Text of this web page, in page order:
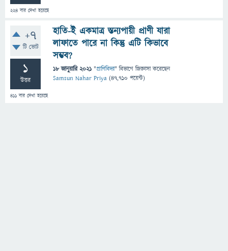
224 বার দেখা হয়েছে
+7
টি ভোট
1
উত্তর
411 বার দেখা হয়েছে
হাতি-ই একমাত্র স্তন্যপায়ী প্রাণী যারা
লাফাতে পারে না কিন্তু এটি কিভাবে
সম্ভব?
18 জানুয়ারি 2021 "প্রাণিবিদ্যা" বিভাগে জিজ্ঞাসাকরেছেন
Samsun Nahar Priya (47,710 পয়েন্ট)